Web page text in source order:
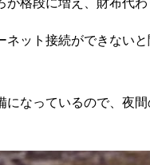
ット接続ができない
なっているので、夜